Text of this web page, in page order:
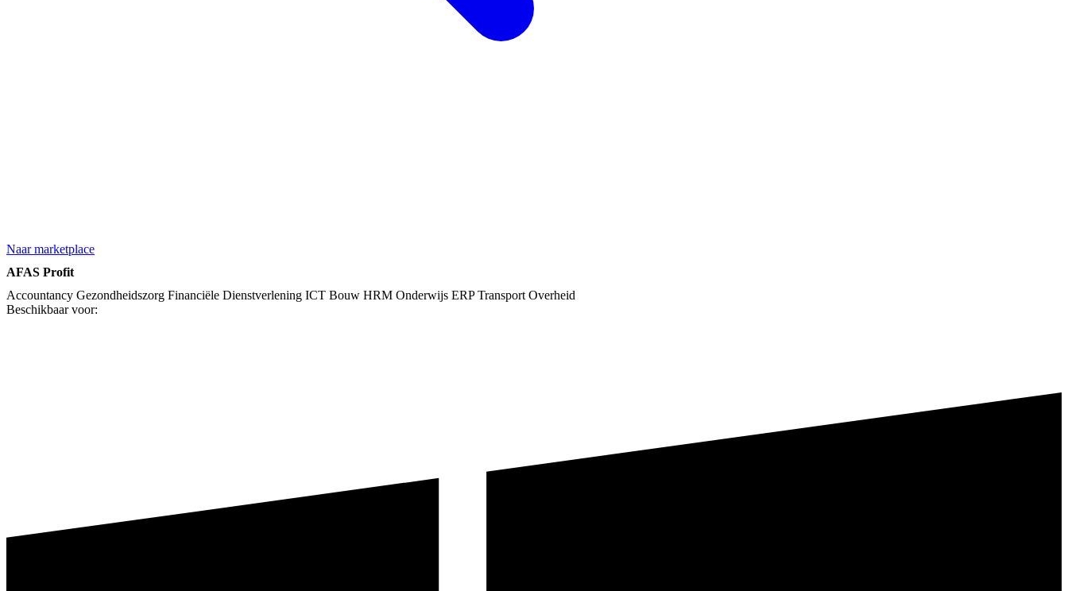
Naar marketplace
AFAS Profit
Accountancy Gezondheidszorg Financiële Dienstverlening ICT Bouw HRM Onderwijs ERP Transport Overheid
Beschikbaar voor: